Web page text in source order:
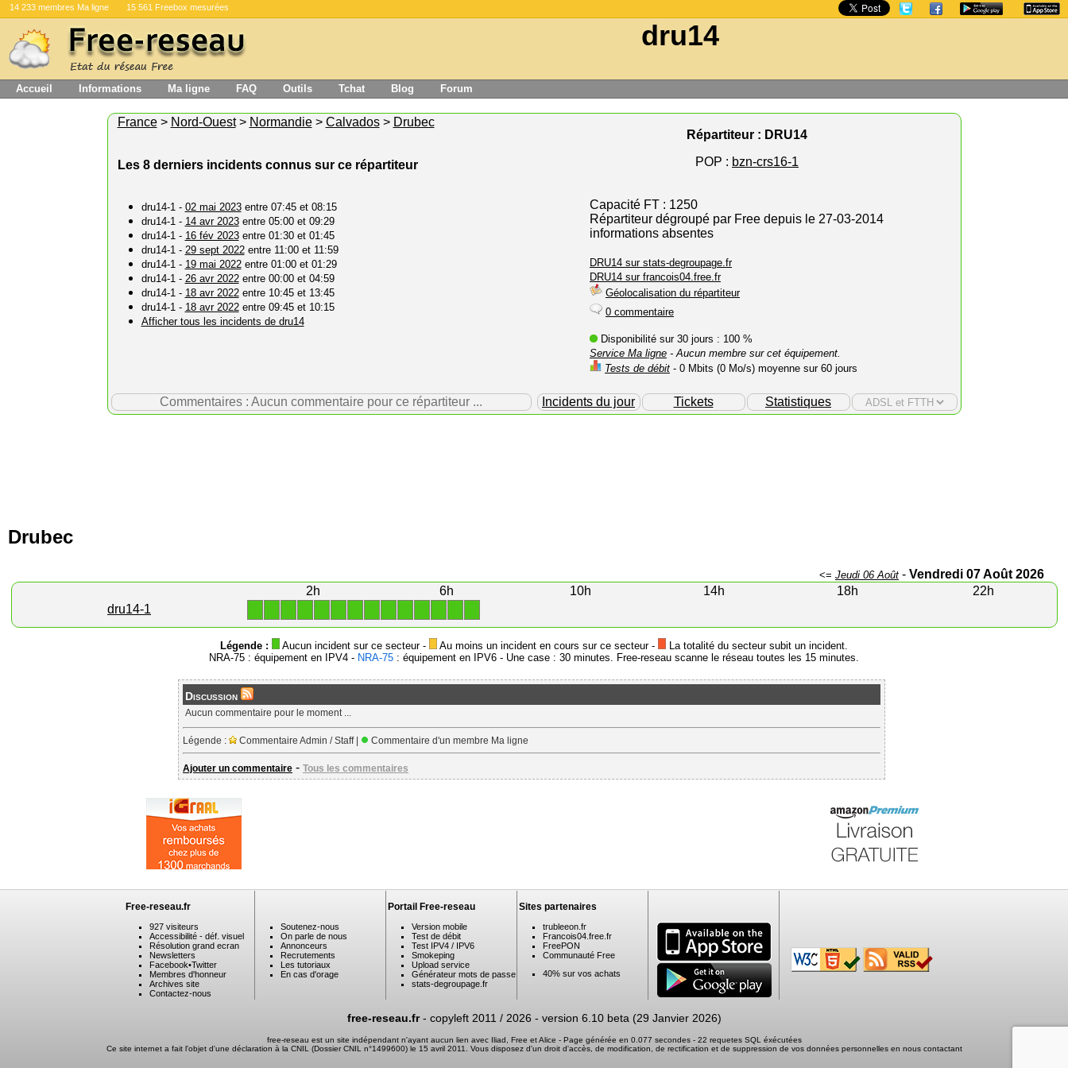
14 233 membres Ma ligne 15 561 Freebox mesurées
dru14
Accueil Informations Ma ligne FAQ Outils Tchat Blog Forum
France> Nord-Ouest> Normandie> Calvados> Drubec
Les 8 derniers incidents connus sur ce répartiteur
dru14-1 - 02 mai 2023entre 07:45 et 08:15
dru14-1 - 14 avr 2023entre 05:00 et 09:29
dru14-1 - 16 fév 2023entre 01:30 et 01:45
dru14-1 - 29 sept 2022entre 11:00 et 11:59
dru14-1 - 19 mai 2022entre 01:00 et 01:29
dru14-1 - 26 avr 2022entre 00:00 et 04:59
dru14-1 - 18 avr 2022entre 10:45 et 13:45
dru14-1 - 18 avr 2022entre 09:45 et 10:15
Afficher tous les incidents de dru14
Répartiteur : DRU14
POP : bzn-crs16-1
Capacité FT : 1250
Répartiteur dégroupé par Free depuis le 27-03-2014
informations absentes
DRU14 sur stats-degroupage.fr
DRU14 sur francois04.free.fr
Géolocalisation du répartiteur
0 commentaire
Disponibilité sur 30 jours : 100 %
Service Ma ligne - Aucun membre sur cet équipement.
Tests de débit - 0 Mbits (0 Mo/s) moyenne sur 60 jours
Commentaires : Aucun commentaire pour ce répartiteur ... Incidents du jour Tickets Statistiques
Drubec
<= Jeudi 06 Août - Vendredi 07 Août 2026
2h
6h 10h 14h 18h
22h
dru14-1
Légende : Aucun incident sur ce secteur - Au moins un incident en cours sur ce secteur -
La totalité du secteur subit un incident.
NRA-75 : équipement en IPV4 - NRA-75 : équipement en IPV6 - Une case : 30 minutes. Free-reseau scanne le réseau toutes les 15 minutes.
Discussion
Aucun commentaire pour le moment ...
Légende : Commentaire Admin / Staff | Commentaire d'un membre Ma ligne
Ajouter un commentaire - Tous les commentaires
Free-reseau.fr
927 visiteurs
Accessibilité - déf. visuel
Résolution grand ecran
Newsletters
Facebook•Twitter
Membres d'honneur
Archives site
Contactez-nous
Soutenez-nous
On parle de nous
Annonceurs
Recrutements
Les tutoriaux
En cas d'orage
Portail Free-reseau
Version mobile
Test de débit
Test IPV4 / IPV6
Smokeping
Upload service
Générateur mots de passe
stats-degroupage.fr
Sites partenaires
trubleeon.fr
Francois04.free.fr
FreePON
Communauté Free
40% sur vos achats
free-reseau.fr- copyleft 2011 / 2026 - version 6.10 beta (29 Janvier 2026)
free-reseau est un site indépendant n'ayant aucun lien avec Iliad, Free et Alice - Page générée en 0.077 secondes - 22 requetes SQL éxécutées
Ce site internet a fait l'objet d'une déclaration à la CNIL (Dossier CNIL n°1499600) le 15 avril 2011. Vous disposez d'un droit d'accès, de modification, de rectification et de suppression de vos données personnelles en nous contactant